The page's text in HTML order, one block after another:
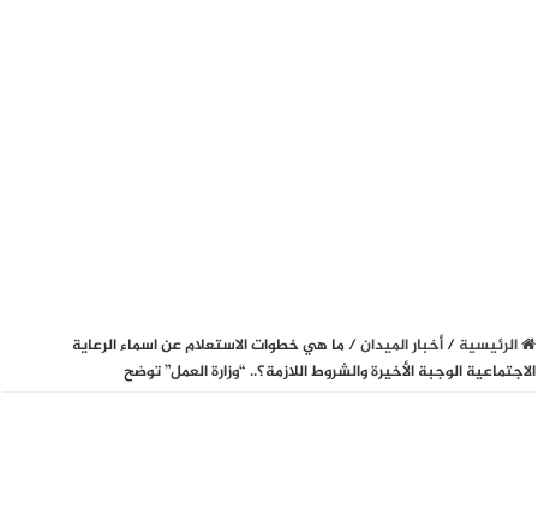
الرئيسية / أخبار الميدان / ما هي خطوات الاستعلام عن اسماء الرعاية
الاجتماعية الوجبة الأخيرة والشروط اللازمة؟.. “وزارة العمل” توضح